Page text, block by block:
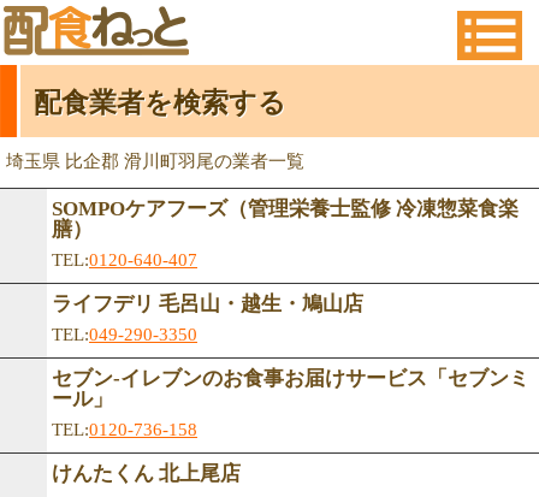
配食業者を検索する
埼玉県 比企郡 滑川町羽尾の業者一覧
SOMPOケアフーズ（管理栄養士監修 冷凍惣菜食楽
膳）
TEL:0120-640-407
ライフデリ 毛呂山・越生・鳩山店
TEL:049-290-3350
セブン-イレブンのお食事お届けサービス「セブンミ
ール」
TEL:0120-736-158
けんたくん 北上尾店